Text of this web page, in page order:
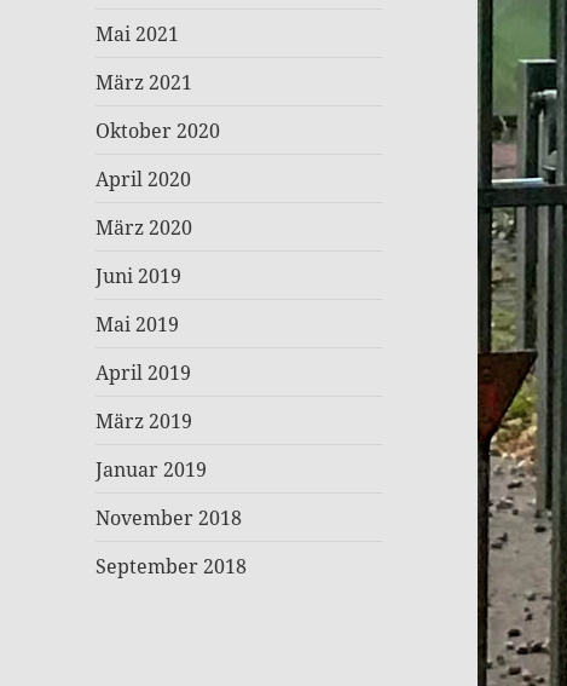
Mai 2021
März 2021
Oktober 2020
April 2020
März 2020
Juni 2019
Mai 2019
April 2019
März 2019
Januar 2019
November 2018
September 2018